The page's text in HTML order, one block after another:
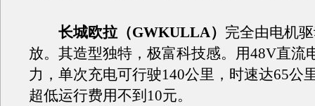
长城欧拉（GWKULLA） 完全由电机
放。其造型独特，极富科技感。用48V直流
力，单次充电可行驶140公里，时速达65公
超低运行费用不到10元。